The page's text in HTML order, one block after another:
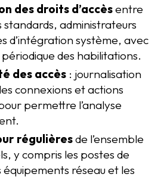
des droits d’accèsentre
standards, administrateurs
d’intégration système, avec
des habilitations.
des accès : journalisation
connexions et actions
permettre l’analyse
régulièresde l’ensemble
y compris les postes de
réseau et les